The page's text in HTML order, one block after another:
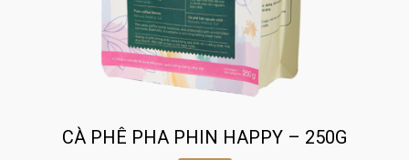
CÀ PHÊ PHA PHIN HAPPY – 250G